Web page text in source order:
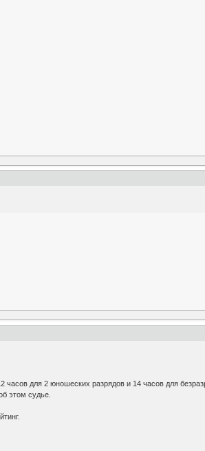
для 2 юношеских разрядов и 14 часов для
этом судье.